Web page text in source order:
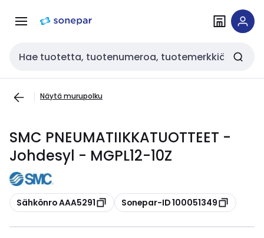
navigointiinsisältöön
Haku
Näytä murupolku
SMC PNEUMATIIKKATUOTTEET -
Johdesyl - MGPL12-10Z
Kopioi
Sähkönro AAA5291 Kopioi
Sonepar-ID 100051349